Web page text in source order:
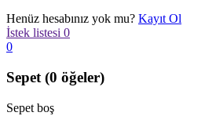
Henüz hesabınız yok mu? Kayıt Ol
İstek listesi 0
0
Sepet (0 öğeler)
Sepet boş